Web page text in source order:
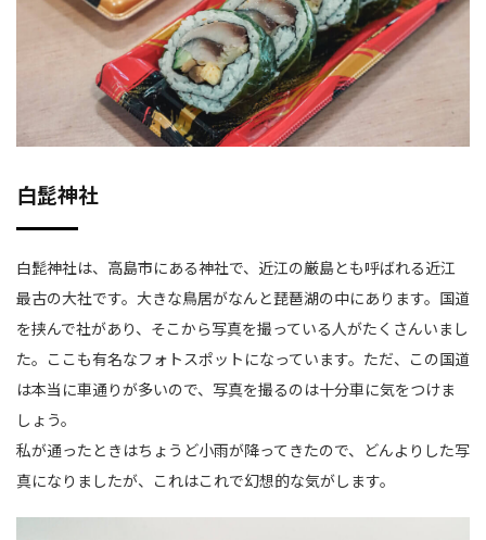
白髭神社
白髭神社は、高島市にある神社で、近江の厳島とも呼ばれる近江
最古の大社です。大きな鳥居がなんと琵琶湖の中にあります。国道
を挟んで社があり、そこから写真を撮っている人がたくさんいまし
た。ここも有名なフォトスポットになっています。ただ、この国道
は本当に車通りが多いので、写真を撮るのは十分車に気をつけま
しょう。
私が通ったときはちょうど小雨が降ってきたので、どんよりした写
真になりましたが、これはこれで幻想的な気がします。